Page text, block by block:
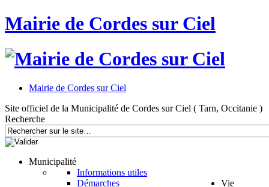
Mairie de Cordes sur Ciel
Mairie de Cordes sur Ciel
Site officiel de la Municipalité de Cordes sur Ciel ( Tarn, Occitanie )
Recherche
Municipalité
Informations utiles
Démarches
Vie